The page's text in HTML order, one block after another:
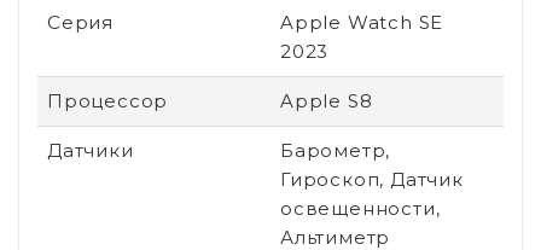
Серия
Apple Watch SE
2023
Процессор Apple S8
Датчики
Барометр,
Гироскоп, Датчик
освещенности,
Альтиметр